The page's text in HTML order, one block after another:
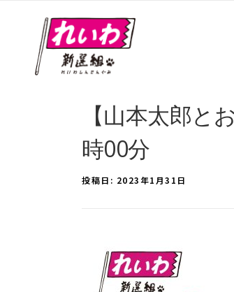
【山本太郎と
時00分
投稿日: 2023年1月31日